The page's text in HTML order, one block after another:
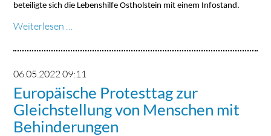
beteiligte sich die Lebenshilfe Ostholstein mit einem Infostand.
Weiterlesen …
06.05.2022 09:11
Europäische Protesttag zur
Gleichstellung von Menschen mit
Behinderungen